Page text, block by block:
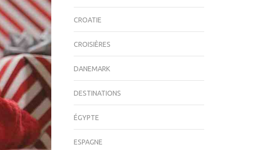
CROATIE
CROISIÈRES
DANEMARK
DESTINATIONS
ÉGYPTE
ESPAGNE